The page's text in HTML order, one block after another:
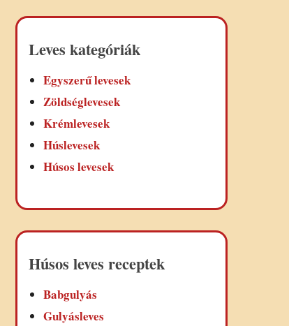
Leves kategóriák
Egyszerű levesek
Zöldséglevesek
Krémlevesek
Húslevesek
Húsos levesek
Húsos leves receptek
Babgulyás
Gulyásleves